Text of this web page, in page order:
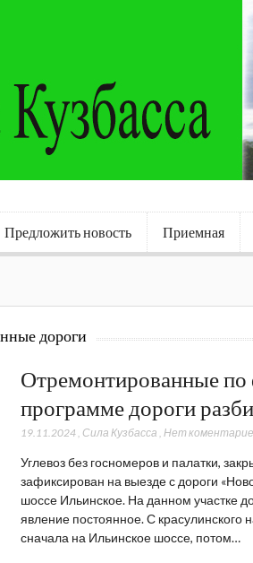
Предложить новость Приемная
дороги
Отремонтированные по
программе дороги
19.11.2024, Сила Кузбасса Нет
Углевоз без госномеров и палатки,
зафиксирован на выезде с дороги
шоссе Ильинское. На данном участке
явление постоянное. С красулинского
сначала на Ильинское шоссе, потом…